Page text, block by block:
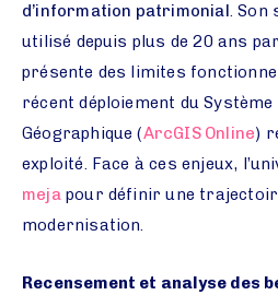
d’information patrimonial. Son
utilisé depuis plus de 20 ans
présente des limites
récent déploiement du
Géographique (ArcGIS Online)
exploité. Face à ces enjeux,
mejapour définir une
modernisation.
Recensement et analyse des